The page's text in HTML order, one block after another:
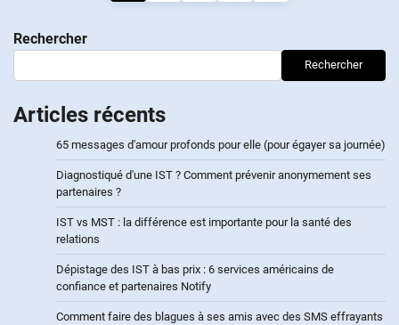
articles
Rechercher
Rechercher
Articles récents
65 messages d'amour profonds pour elle (pour égayer sa journée)
Diagnostiqué d'une IST ? Comment prévenir anonymement ses
partenaires ?
IST vs MST : la différence est importante pour la santé des
relations
Dépistage des IST à bas prix : 6 services américains de
confiance et partenaires Notify
Comment faire des blagues à ses amis avec des SMS effrayants